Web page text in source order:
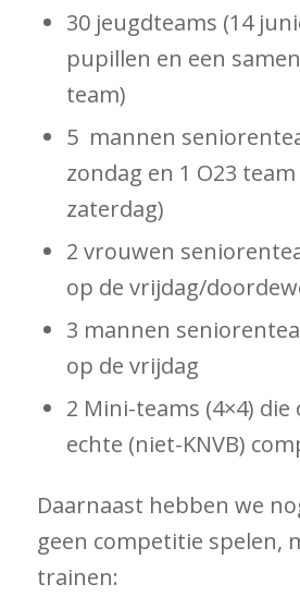
30 jeugdteams (14
pupillen en een
team)
5 mannen
zondag en 1 O23
zaterdag)
2 vrouwen
op de vrijdag/
3 mannen
op de vrijdag
2 Mini-teams (4×4) die
echte (niet-KNVB)
Daarnaast hebben we
geen competitie spelen,
trainen: